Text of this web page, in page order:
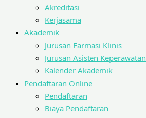
Akreditasi
Kerjasama
Akademik
Jurusan Farmasi Klinis
Jurusan Asisten Keperawatan
Kalender Akademik
Pendaftaran Online
Pendaftaran
Biaya Pendaftaran